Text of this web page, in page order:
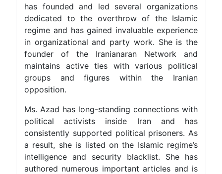
has founded and led several organizations
dedicated to the overthrow of the Islamic
regime and has gained invaluable experience
in organizational and party work. She is the
founder of the Iranianaran Network and
maintains active ties with various political
groups and figures within the Iranian
opposition.
Ms. Azad has long-standing connections with
political activists inside Iran and has
consistently supported political prisoners. As
a result, she is listed on the Islamic regime’s
intelligence and security blacklist. She has
authored numerous important articles and is